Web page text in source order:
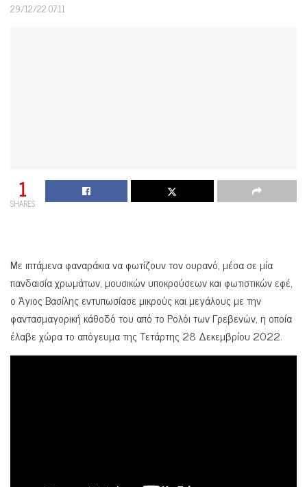
29/12/22 07:11
1
SHARES
Με ιπτάμενα φαναράκια να φωτίζουν τον ουρανό, μέσα σε μία
πανδαισία χρωμάτων, μουσικών υποκρούσεων και φωτιστικών εφέ,
ο Άγιος Βασίλης εντυπωσίασε μικρούς και μεγάλους με την
φαντασμαγορική κάθοδό του από το Ρολόι των Γρεβενών, η οποία
έλαβε χώρα το απόγευμα της Τετάρτης 28 Δεκεμβρίου 2022.